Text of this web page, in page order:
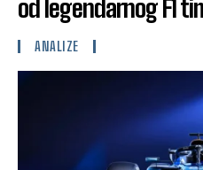
od legendarnog F1
ANALIZE